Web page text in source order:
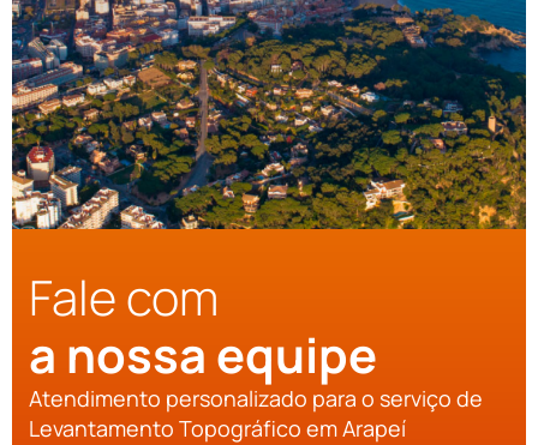
Fale com
a nossa equipe
Atendimento personalizado para o serviço de
Levantamento Topográfico em Arapeí